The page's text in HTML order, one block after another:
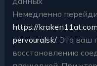
Немедленно
https://
pervouralsk/. Это ваш
восстановлению